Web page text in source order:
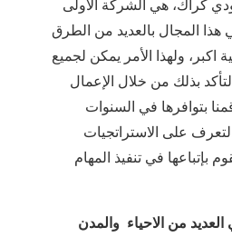
كراك، هي الشركة الأولى
هذا المجال بالعديد من الطرق
اكبر، ولهذا الأمر يمكن لجميع
بذلك من خلال الإعمال
بتوافرها في السنوات
على الاستراتجيات
بإتباعها في تنفيذ المهام
العديد من الاحياء والمدن